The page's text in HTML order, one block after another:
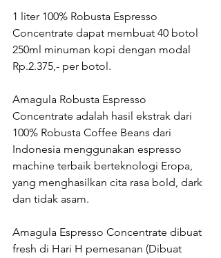
1 liter 100% Robusta Espresso
Concentrate dapat membuat 40 botol
250ml minuman kopi dengan modal
Rp.2.375,- per botol.
Amagula Robusta Espresso
Concentrate adalah hasil ekstrak dari
100% Robusta Coffee Beans dari
Indonesia menggunakan espresso
machine terbaik berteknologi Eropa,
yang menghasilkan cita rasa bold, dark
dan tidak asam.
Amagula Espresso Concentrate dibuat
fresh di Hari H pemesanan (Dibuat